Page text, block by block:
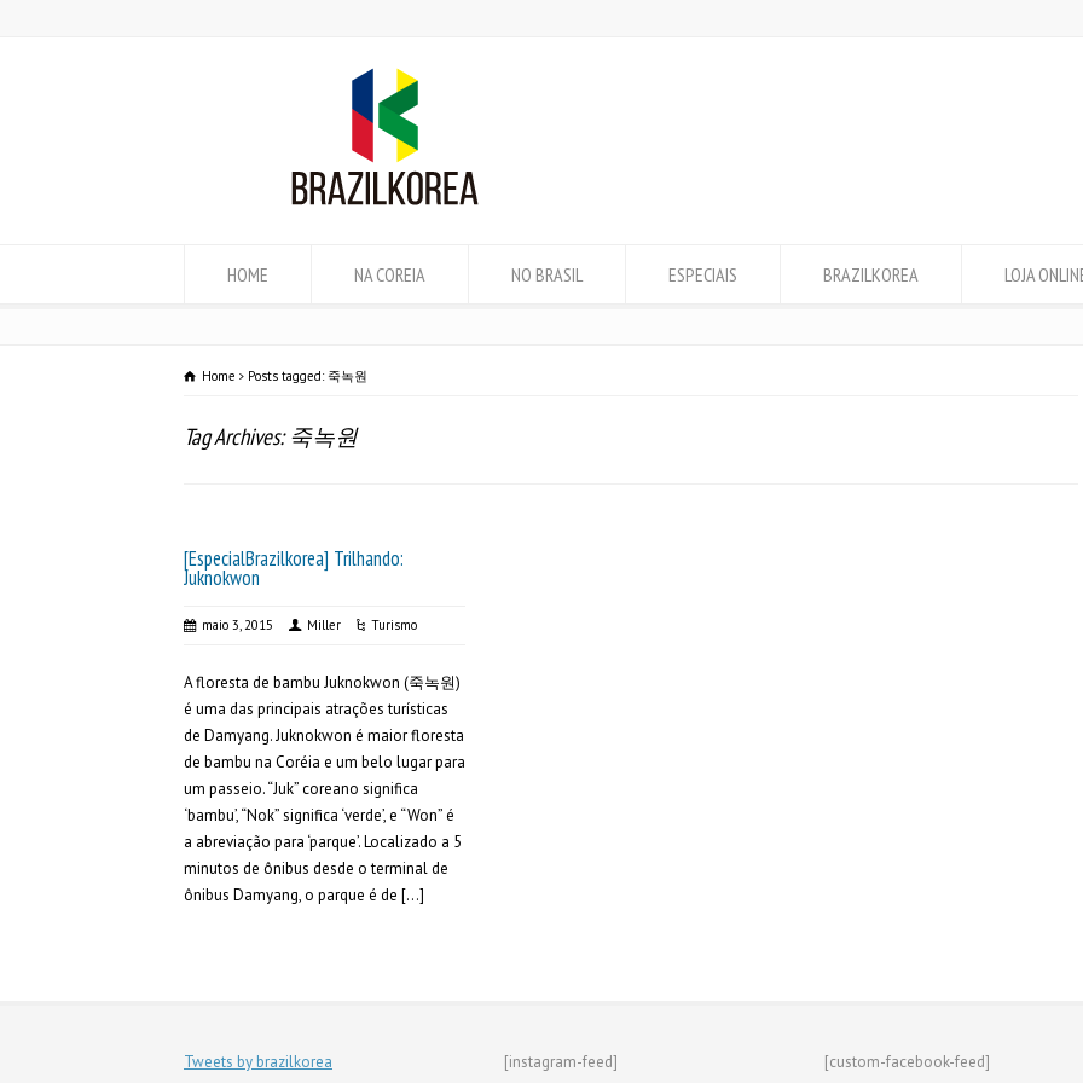
HOME NA COREIA NO BRASIL ESPECIAIS BRAZILKOREA LOJA
Home Posts tagged: 죽녹원
Tag Archives: 죽녹원
[EspecialBrazilkorea] Trilhando:
Juknokwon
maio 3, 2015 Miller Turismo
A floresta de bambu Juknokwon (죽녹원)
é uma das principais atrações turísticas
de Damyang. Juknokwon é maior floresta
de bambu na Coréia e um belo lugar para
um passeio. “Juk” coreano significa
‘bambu’, “Nok” significa ‘verde’, e “Won” é
a abreviação para ‘parque’. Localizado a 5
minutos de ônibus desde o terminal de
ônibus Damyang, o parque é de […]
Tweets by brazilkorea [instagram-feed] [custom-facebook-feed]